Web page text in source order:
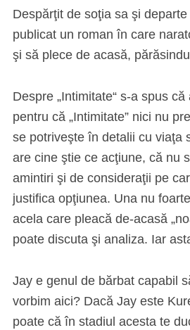
Despărţit de soţia sa şi
publicat un roman în care
şi să plece de acasă,
Despre „Intimitate“ s-a spus
pentru că „Intimitate” nici nu
se potriveşte în detalii cu viaţa
are cine ştie ce acţiune, că nu
amintiri şi de consideraţii pe
justifica opţiunea. Una nu
acela care pleacă de-acasă
poate discuta şi analiza. Iar
Jay e genul de bărbat capabil
vorbim aici? Dacă Jay este
poate că în stadiul acesta te